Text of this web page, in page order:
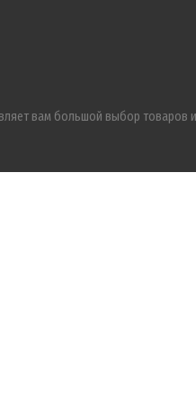
вам большой выбор товаров и